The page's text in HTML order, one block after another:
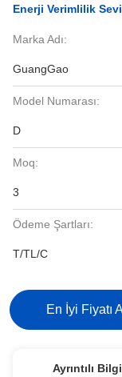
Enerji Verimlilik
Marka Adı:
GuangGao
Model Numarası:
D
Moq:
3
Ödeme Şartları:
T/TL/C
En İyi Fiyatı
Ayrıntılı